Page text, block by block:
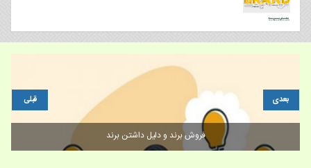
فروش برند و دلیل داشتن برند
قبلی بعدی